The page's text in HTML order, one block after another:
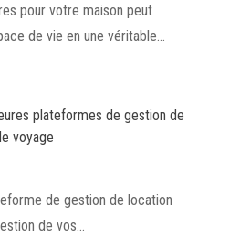
pour votre maison peut
de vie en une véritable…
plateformes de gestion de
voyage
de gestion de location
de vos…